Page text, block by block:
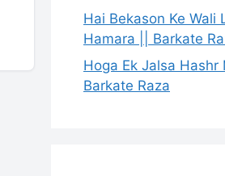
Hai Bekason Ke Wali
Hamara || Barkate
Hoga Ek Jalsa Hashr
Barkate Raza